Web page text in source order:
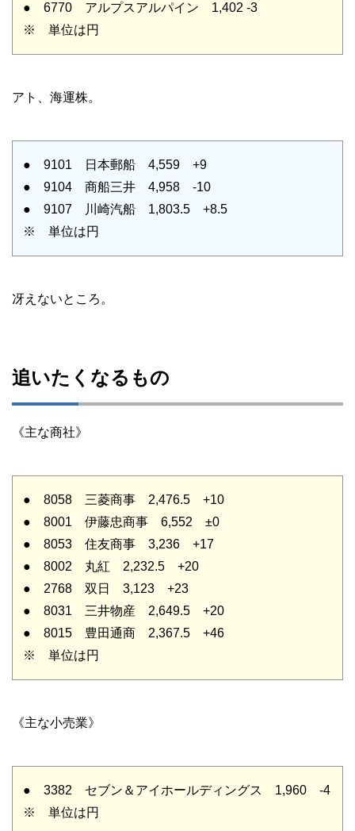
● 6770 アルプスアルパイン 1,402 -3
※ 単位は円
アト、海運株。
● 9101 日本郵船 4,559 +9
● 9104 商船三井 4,958 -10
● 9107 川崎汽船 1,803.5 +8.5
※ 単位は円
冴えないところ。
追いたくなるもの
《主な商社》
● 8058 三菱商事 2,476.5 +10
● 8001 伊藤忠商事 6,552 ±0
● 8053 住友商事 3,236 +17
● 8002 丸紅 2,232.5 +20
● 2768 双日 3,123 +23
● 8031 三井物産 2,649.5 +20
● 8015 豊田通商 2,367.5 +46
※ 単位は円
《主な小売業》
● 3382 セブン＆アイホールディングス 1,960 -4
※ 単位は円